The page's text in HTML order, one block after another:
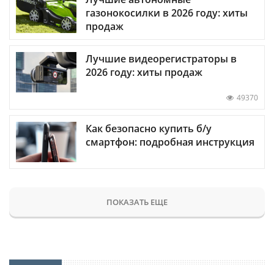
газонокосилки в 2026 году: хиты
продаж
Лучшие видеорегистраторы в
2026 году: хиты продаж
49370
Как безопасно купить б/у
смартфон: подробная инструкция
ПОКАЗАТЬ ЕЩЕ